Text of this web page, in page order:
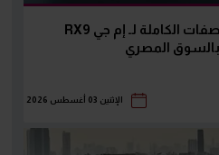
بسعر 1.9 مليون جنيه.. المواصفات الكاملة لـ إم جي RX9
بالسوق المصري
الإثنين 03 أغسطس 2026